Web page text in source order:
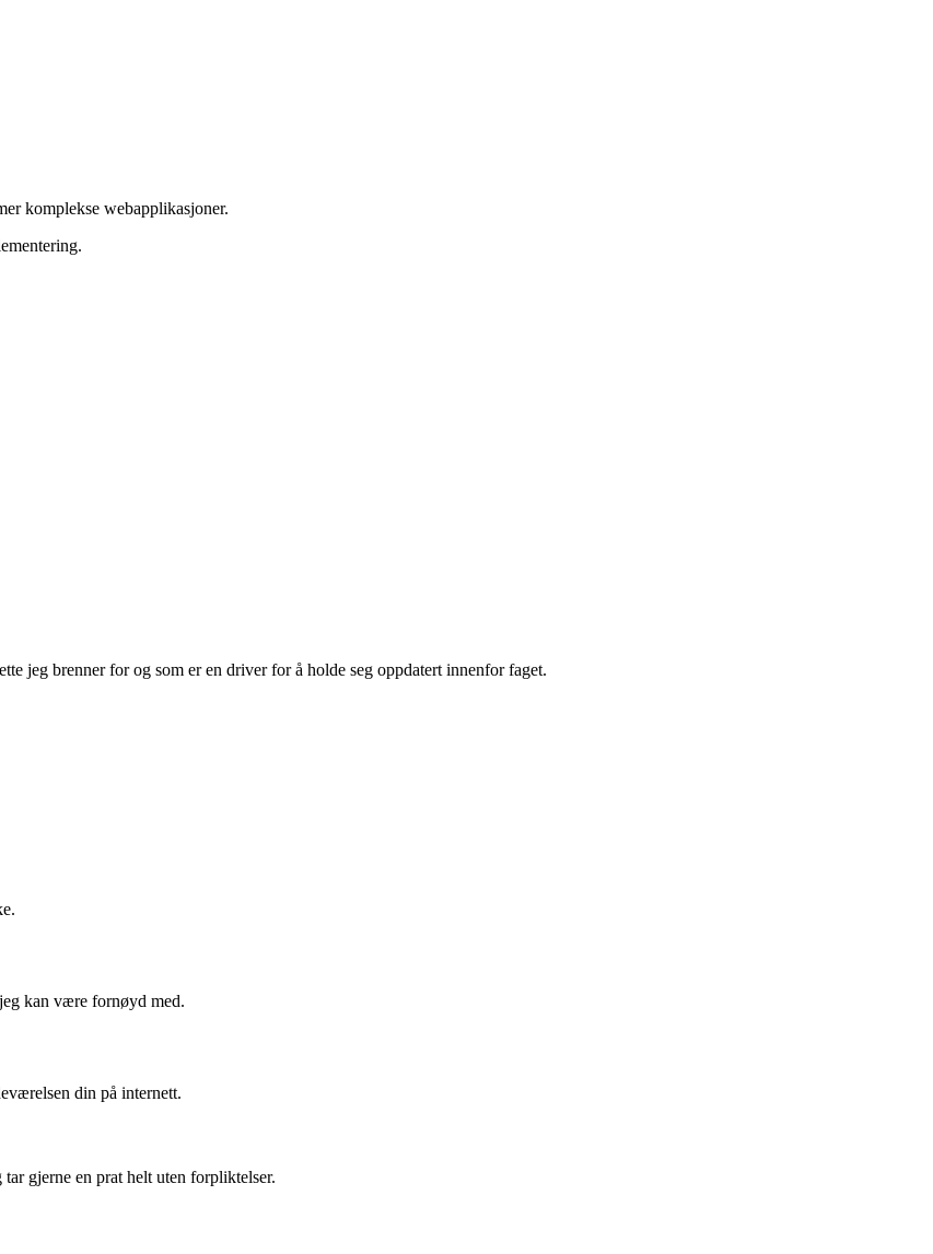
komplekse webapplikasjoner.
jeg brenner for og som er en driver for å holde seg oppdatert innenfor faget.
kan være fornøyd med.
din på internett.
gjerne en prat helt uten forpliktelser.